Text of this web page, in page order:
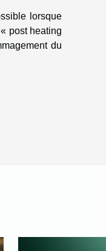
lorsque
post heating
du